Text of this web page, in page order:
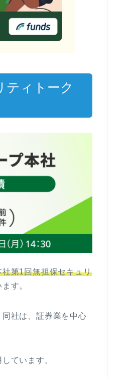
ティトーク
第1回無担保セキュリ
す。
社は、証券業を中心
ています。